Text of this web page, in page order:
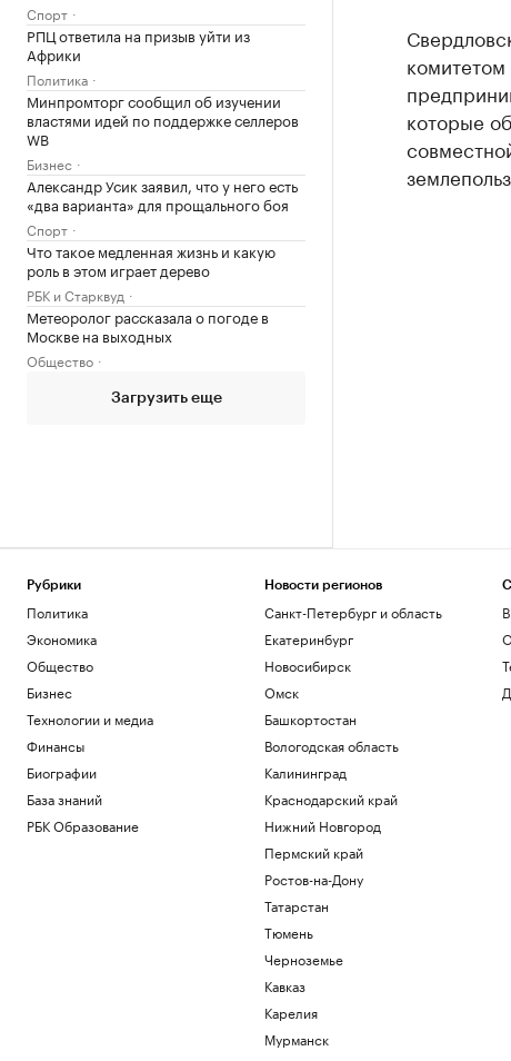
Спорт
РПЦ ответила на призыв уйти из
Африки
Политика
Минпромторг сообщил об изучении
властями идей по поддержке селлеров
WB
Бизнес
Александр Усик заявил, что у него есть
«два варианта» для прощального боя
Спорт
Что такое медленная жизнь и какую
роль в этом играет дерево
РБК и Старквуд
Метеоролог рассказала о погоде в
Москве на выходных
Общество
Загрузить еще
которые
Рубрики
Политика
Экономика
Общество
Бизнес
Технологии и медиа
Финансы
Биографии
База знаний
РБК Образование
Новости регионов
Санкт-Петербург и область
Екатеринбург
Новосибирск
Омск
Башкортостан
Вологодская область
Калининград
Краснодарский край
Нижний Новгород
Пермский край
Ростов-на-Дону
Татарстан
Тюмень
Черноземье
Кавказ
Карелия
Мурманск